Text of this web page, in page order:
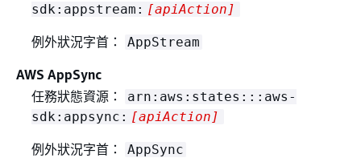
sdk:appstream: [apiAction]
例外狀況字首： AppStream
AWS AppSync
任務狀態資源：
arn:aws:states:::aws-
sdk:appsync: [apiAction]
例外狀況字首： AppSync